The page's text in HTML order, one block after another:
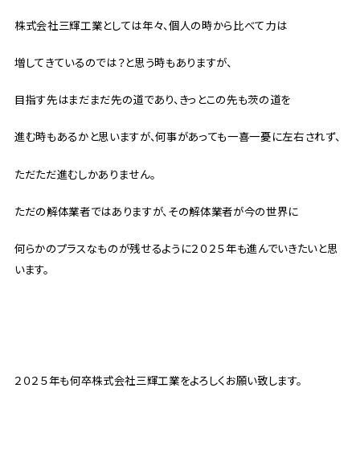
株式会社三輝工業としては年々、個人の時から比べて力は
増してきているのでは？と思う時もありますが、
目指す先はまだまだ先の道であり、きっとこの先も茨の道を
進む時もあるかと思いますが、何事があっても一喜一憂に左右されず、
ただただ進むしかありません。
ただの解体業者ではありますが、その解体業者が今の世界に
何らかのプラスなものが残せるように２０２５年も進んでいきたいと思
います。
２０２５年も何卒株式会社三輝工業をよろしくお願い致します。